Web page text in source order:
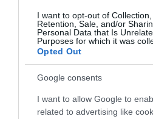
I want to opt-out of Collection,
Retention, Sale, and/or
Personal Data that Is
Purposes for which it was
Opted Out
Google consents
I want to allow Google to
related to advertising like
Ξυπνάτε και σέρνεστε
8+1 απλές κινήσεις
ενέργεια από το πρωί